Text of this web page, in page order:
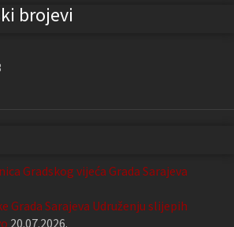
brojevi
Gradskog vijeća Grada Sarajeva
Grada Sarajeva Udruženju slijepih
20.07.2026.